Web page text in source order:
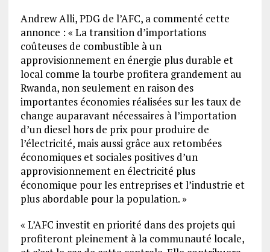
Andrew Alli, PDG de l’AFC, a commenté cette
annonce : « La transition d’importations
coûteuses de combustible à un
approvisionnement en énergie plus durable et
local comme la tourbe profitera grandement au
Rwanda, non seulement en raison des
importantes économies réalisées sur les taux de
change auparavant nécessaires à l’importation
d’un diesel hors de prix pour produire de
l’électricité, mais aussi grâce aux retombées
économiques et sociales positives d’un
approvisionnement en électricité plus
économique pour les entreprises et l’industrie et
plus abordable pour la population. »
« L’AFC investit en priorité dans des projets qui
profiteront pleinement à la communauté locale,